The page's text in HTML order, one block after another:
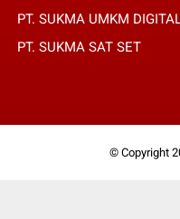
PT. SUKMA UMKM
PT. SUKMA SAT SET
© Copyright